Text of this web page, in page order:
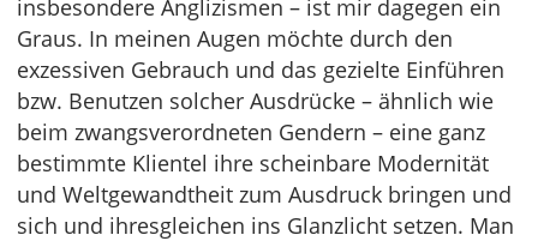
insbesondere Anglizismen – ist mir dagegen ein
Graus. In meinen Augen möchte durch den
exzessiven Gebrauch und das gezielte Einführen
bzw. Benutzen solcher Ausdrücke – ähnlich wie
beim zwangsverordneten Gendern – eine ganz
bestimmte Klientel ihre scheinbare Modernität
und Weltgewandtheit zum Ausdruck bringen und
sich und ihresgleichen ins Glanzlicht setzen. Man